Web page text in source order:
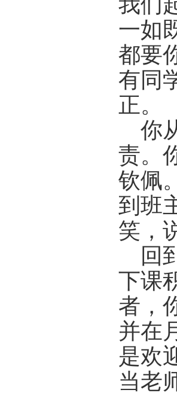
一如
都要
有同
正。
你
责。
钦佩
到班
笑，
回
下课
者，
并在
是欢
当老